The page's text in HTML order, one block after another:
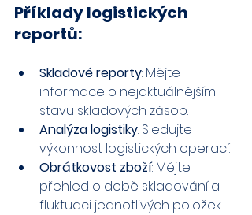
Příklady logistických
reportů:
Skladové reporty: Mějte
informace o nejaktuálnějším
stavu skladových zásob.
Analýza logistiky: Sledujte
výkonnost logistických operací.
Obrátkovost zboží: Mějte
přehled o době skladování a
fluktuaci jednotlivých položek.